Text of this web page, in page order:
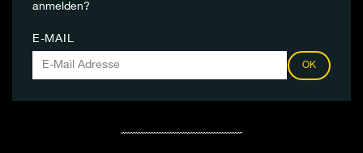
anmelden?
E-MAIL
OK